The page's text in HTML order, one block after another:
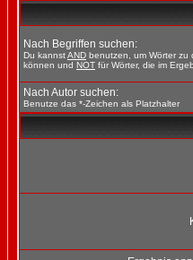
Nach Begriffen suchen:
Du kannstAND benutzen, um Wörter zu
können und NOT für Wörter, die im
Nach Autor suchen:
Benutze das *-Zeichen als Platzhalter